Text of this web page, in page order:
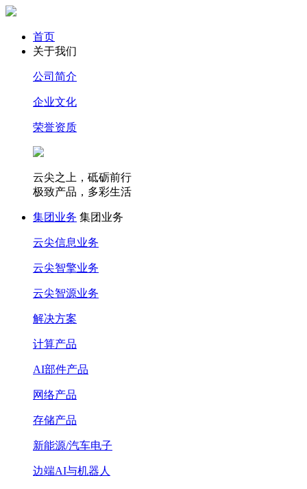
首页
关于我们
公司简介
企业文化
荣誉资质
云尖之上，砥砺前行
极致产品，多彩生活
集团业务 集团业务
云尖信息业务
云尖智擎业务
云尖智源业务
解决方案
计算产品
AI部件产品
网络产品
存储产品
新能源/汽车电子
边端AI与机器人